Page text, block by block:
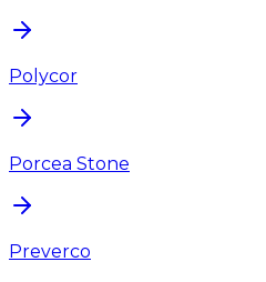
Polycor
Porcea Stone
Preverco